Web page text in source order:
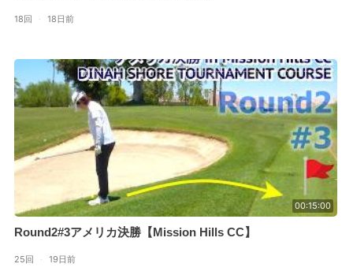
18回 · 18日前
00:15:00
Round2#3アメリカ決勝【Mission Hills CC】
25回 · 19日前